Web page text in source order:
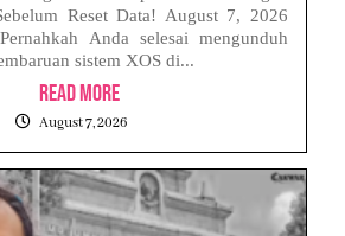
Reset Data! August 7, 2026
Anda selesai mengunduh
sistem XOS di...
Read More
August 7, 2026